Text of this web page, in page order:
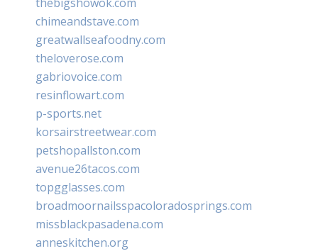
chimeandstave.com
greatwallseafoodny.com
theloverose.com
gabriovoice.com
resinflowart.com
p-sports.net
korsairstreetwear.com
petshopallston.com
avenue26tacos.com
topgglasses.com
broadmoornailsspacoloradosprings.com
missblackpasadena.com
anneskitchen.org